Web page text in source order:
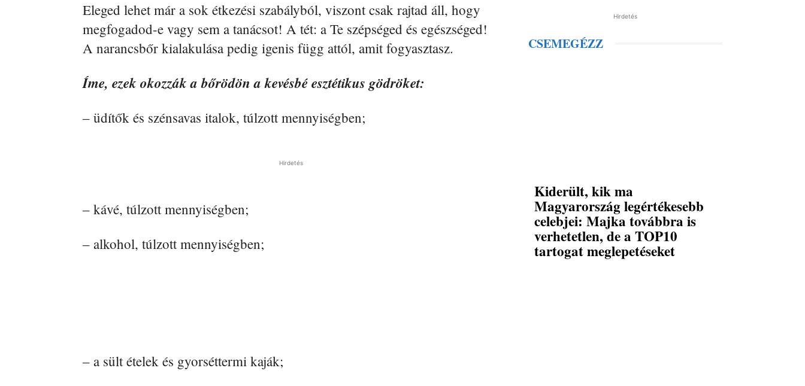
Eleged lehet már a sok étkezési szabályból, viszont csak rajtad áll, hogy
megfogadod-e vagy sem a tanácsot! A tét: a Te szépséged és egészséged!
A narancsbőr kialakulása pedig igenis függ attól, amit fogyasztasz.
Íme, ezek okozzák a bőrödön a kevésbé esztétikus gödröket:
– üdítők és szénsavas italok, túlzott mennyiségben;
Hirdetés
– kávé, túlzott mennyiségben;
– alkohol, túlzott mennyiségben;
– a sült ételek és gyorséttermi kaják;
Hirdetés
CSEMEGÉZZ
Kiderült, kik ma
Magyarország legértékesebb
celebjei: Majka továbbra is
verhetetlen, de a TOP10
tartogat meglepetéseket